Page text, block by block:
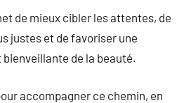
de mieux cibler les attentes, de
justes et de favoriser une
de la beauté.
accompagner ce chemin, en